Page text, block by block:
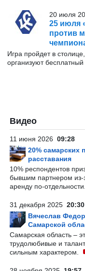
20 июля
25 июля
против
Игра пройдет в
организуют
Видео
11 июня 2026 09:28
20% самарских
расставания
10% респондентов
бывшим партнером из-
аренду по-отдельности.
31 декабря 2025 20:30
Вячеслав
Самарской
Самарская область –
трудолюбивые и
сильным характером.